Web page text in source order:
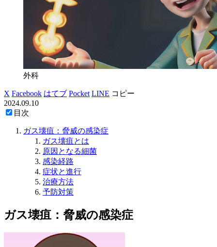
外科
X Facebook はてブ Pocket LINE コピー
2024.09.10
目次
ガス壊疽：脅威の感染症
ガス壊疽とは
原因となる細菌
感染経路
症状と進行
治療方法
予防対策
ガス壊疽：脅威の感染症